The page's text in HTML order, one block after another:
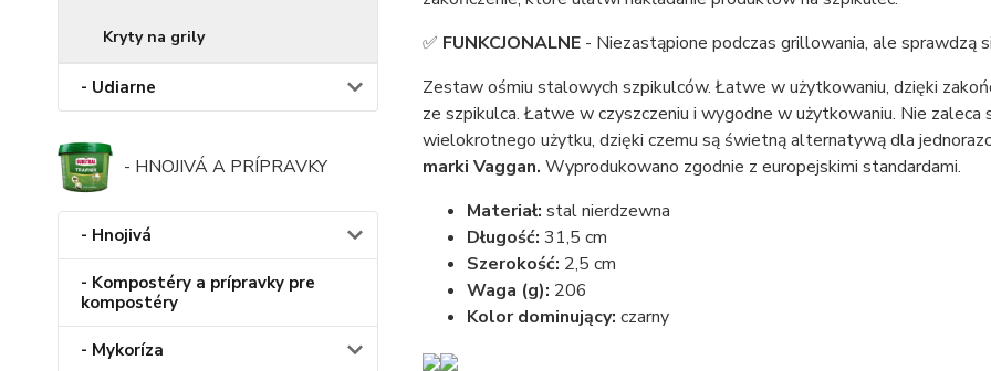
Kryty na grily
- Udiarne
- HNOJIVÁ A PRÍPRAVKY
- Hnojivá
- Kompostéry a prípravky pre
kompostéry
- Mykoríza
✅ FUNKCJONALNE- Niezastąpione podczas grillowania, ale sprawdzą
Zestaw ośmiu stalowych szpikulców. Łatwe w użytkowaniu, dzięki
ze szpikulca. Łatwe w czyszczeniu i wygodne w użytkowaniu. Nie zaleca
wielokrotnego użytku, dzięki czemu są świetną alternatywą dla
marki Vaggan. Wyprodukowano zgodnie z europejskimi standardami.
Materiał: stal nierdzewna
Długość: 31,5 cm
Szerokość: 2,5 cm
Waga (g): 206
Kolor dominujący: czarny